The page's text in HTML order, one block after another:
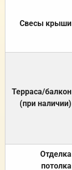
Свесы крыши
Терраса/балкон
(при наличии)
Отделка
потолка